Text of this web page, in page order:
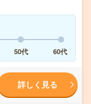
50代 60代
詳しく見る